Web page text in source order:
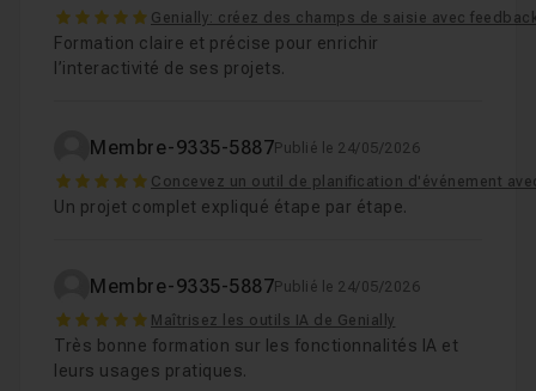
5 Genially: créez des champs de saisie avec
Formation claire et précise pour enrichir
l’interactivité de ses projets.
Membre-9335-5887Publié le 24/05/2026
5 Concevez un outil de planification d'événement
Un projet complet expliqué étape par étape.
Membre-9335-5887Publié le 24/05/2026
5 Maîtrisez les outils IA de Genially
Très bonne formation sur les fonctionnalités IA et
leurs usages pratiques.